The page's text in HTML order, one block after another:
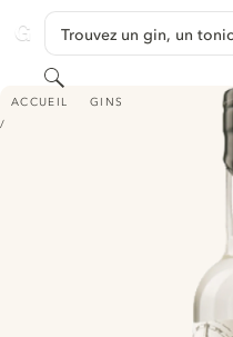
GINVENTORY
Trouvez un gin, un tonic, …
Rechercher
ACCUEIL GINS
GIN XLCR